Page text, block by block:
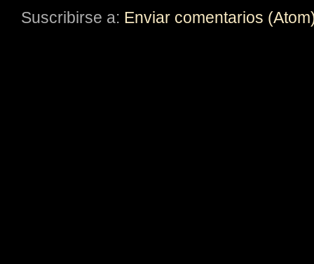
Suscribirse a: Enviar comentarios